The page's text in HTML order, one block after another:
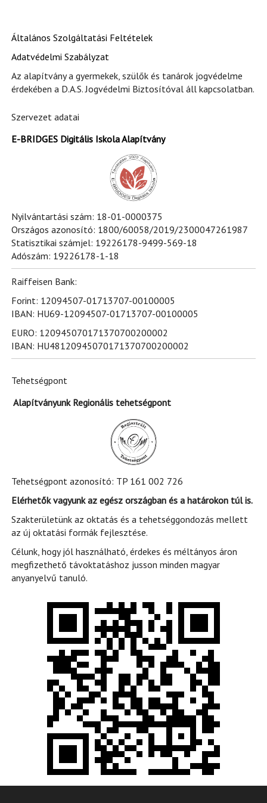
Általános Szolgáltatási Feltételek
Adatvédelmi Szabályzat
Az alapítvány a gyermekek, szülők és tanárok jogvédelme
érdekében a D.A.S. Jogvédelmi Biztosítóval áll kapcsolatban.
Szervezet adatai
E-BRIDGES Digitális Iskola Alapítvány
Nyilvántartási szám: 18-01-0000375
Országos azonosító: 1800/60058/2019/2300047261987
Statisztikai számjel: 19226178-9499-569-18
Adószám: 19226178-1-18
Raiffeisen Bank:
Forint: 12094507-01713707-00100005
IBAN: HU69-12094507-01713707-00100005
EURO: 120945070171370700200002
IBAN: HU48120945070171370700200002
Tehetségpont
Alapítványunk Regionális tehetségpont
Tehetségpont azonosító: TP 161 002 726
Elérhetők vagyunk az egész országban és a határokon túl is.
Szakterületünk az oktatás és a tehetséggondozás mellett
az új oktatási formák fejlesztése.
Célunk, hogy jól használható, érdekes és méltányos áron
megfizethető távoktatáshoz jusson minden magyar
anyanyelvű tanuló.